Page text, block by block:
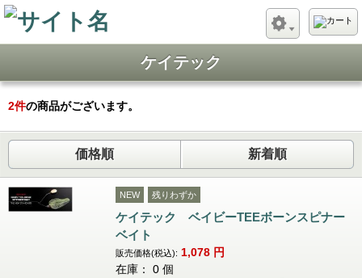
ケイテック
2件の商品がございます。
価格順 新着順
NEW 残りわずか
ケイテック ベイビーTEEボーンスピナー
ベイト
販売価格(税込): 1,078 円
在庫： 0 個